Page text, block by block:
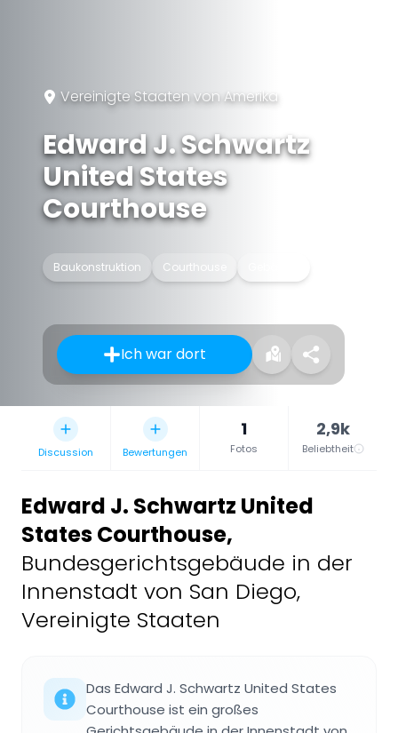
Vereinigte Staaten von Amerika
Edward J. Schwartz
United States
Courthouse
Baukonstruktion Courthouse
Ich war dort
Discussion Bewertungen
1
Fotos
2,9k
Beliebtheit
Edward J. Schwartz United
States Courthouse,
Bundesgerichtsgebäude in der
Innenstadt von San Diego,
Vereinigte Staaten
Das Edward J. Schwartz United States
Courthouse ist ein großes